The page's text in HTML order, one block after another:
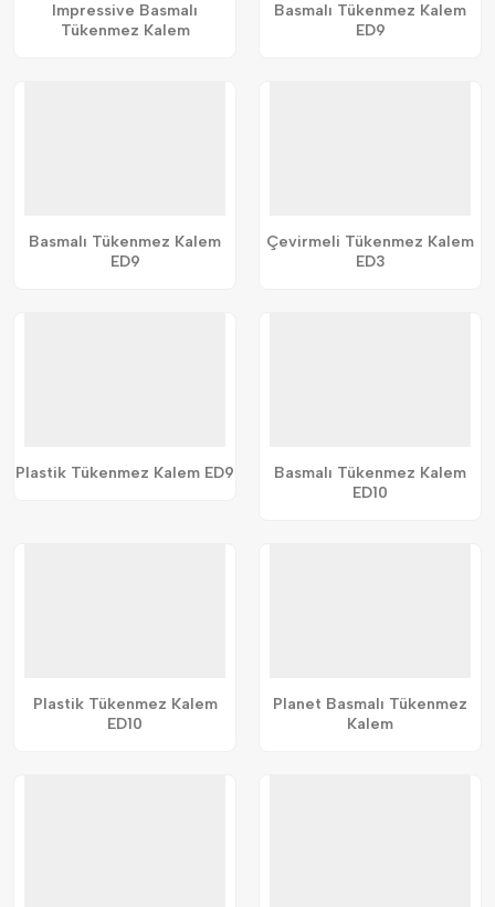
Impressive Basmalı
Tükenmez Kalem
Basmalı Tükenmez Kalem
ED9
Basmalı Tükenmez Kalem
ED9
Çevirmeli Tükenmez Kalem
ED3
Plastik Tükenmez Kalem ED9
Basmalı Tükenmez Kalem
ED10
Plastik Tükenmez Kalem
ED10
Planet Basmalı Tükenmez
Kalem